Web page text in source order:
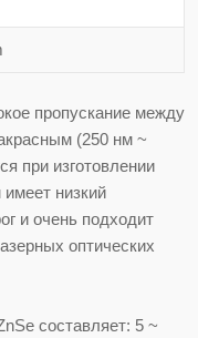
пропускание между
(250 нм ~
при изготовлении
низкий
и очень подходит
оптических
составляет: 5 ~